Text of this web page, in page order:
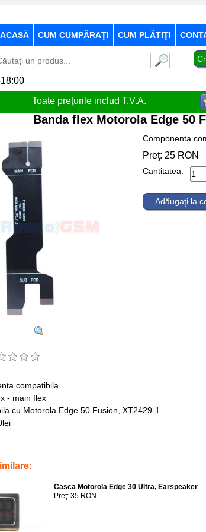
ACASĂ CUM CUMPĂRAŢI CUM PLĂTIŢI
Toate preţurile includ T.V.A.
Banda flex Motorola Edge 50
Componenta
Preţ: 25 RON
Cantitatea:
Adăugaţi la
compatibila
- main flex
cu Motorola Edge 50 Fusion, XT2429-1
Casca Motorola Edge 30 Ultra, Earspeaker
Preţ: 35 RON